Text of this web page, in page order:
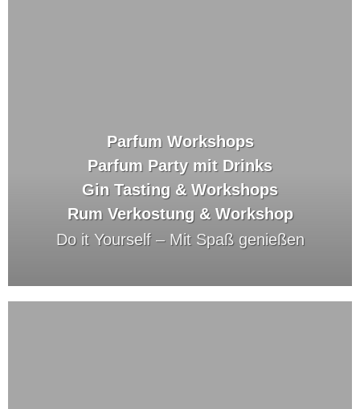
Parfum Workshops
Parfum Party mit Drinks
Gin Tasting & Workshops
Rum Verkostung & Workshop
Do it Yourself –Mit Spaß genießen